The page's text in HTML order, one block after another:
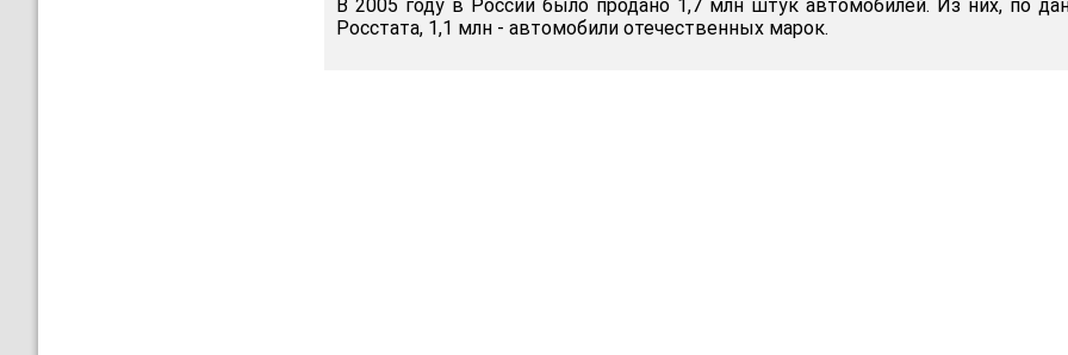
В 2005 году в России было продано 1,7 млн штук автомобилей. Из них, по
Росстата, 1,1 млн - автомобили отечественных марок.